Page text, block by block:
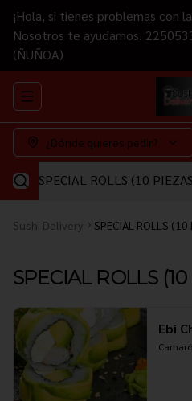
¡Hola, si tienes problemas con
Nosotros te ayudamos.
(ÑUÑOA)
Abrir menu de navegación
¿Dónde quieres pedir?
SPECIAL ROLLS (10
Sushi Delivery SPECIAL ROLLS (10
SPECIAL ROLLS
Ebi